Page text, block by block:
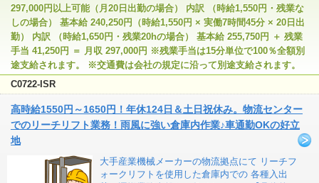
297,000円以上可能（月20日出勤の場合） 内訳 （時給1,550円・残業な
しの場合） 基本給 240,250円（時給1,550円 × 実働7時間45分 × 20日出
勤） 内訳 （時給1,650円・残業20hの場合） 基本給 255,750円 ＋ 残業
手当 41,250円 ＝ 月収 297,000円 ※残業手当は15分単位で100％全額別
途支給されます。 ※交通費は会社の規定に沿って別途支給されます。
C0722-ISR
高時給1550円～1650円！年休124日＆土日祝休み。物流センター
でのリーチリフト業務！雨風に強い倉庫内作業♪車通勤OKの好立
地
大手産業機械メーカーの物流拠点にて リーチフ
ォークリフトを使用した倉庫内での 各種入出